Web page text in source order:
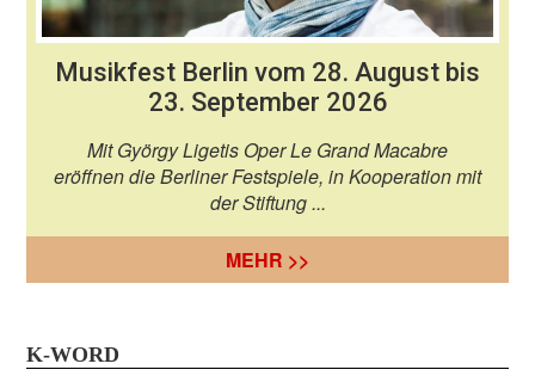
Musikfest Berlin vom 28. August bis
23. September 2026
Mit György Ligetis Oper Le Grand Macabre
eröffnen die Berliner Festspiele, in Kooperation mit
der Stiftung ...
MEHR >>
K-WORD